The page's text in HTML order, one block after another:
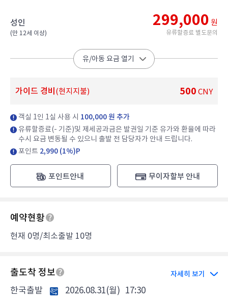
성인
(만 12세 이상)​
299,000 원
유류할증료 별도문의
유/아동 요금 열기
가이드 경비 (현지지불) 500 CNY
객실 1인 1실 사용 시 100,000 원 추가
유류할증료(- 기준)및 제세공과금은 발권일 기준 유가와 환율에 따라
수시 요금 변동될 수 있으니 출발 전 담당자가 안내 드립니다.
포인트 2,990 (1%)P
포인트안내 무이자할부 안내
예약현황
현재 0명/최소출발 10명
출도착 정보 자세히 보기
한국출발 2026.08.31(월) 17:30